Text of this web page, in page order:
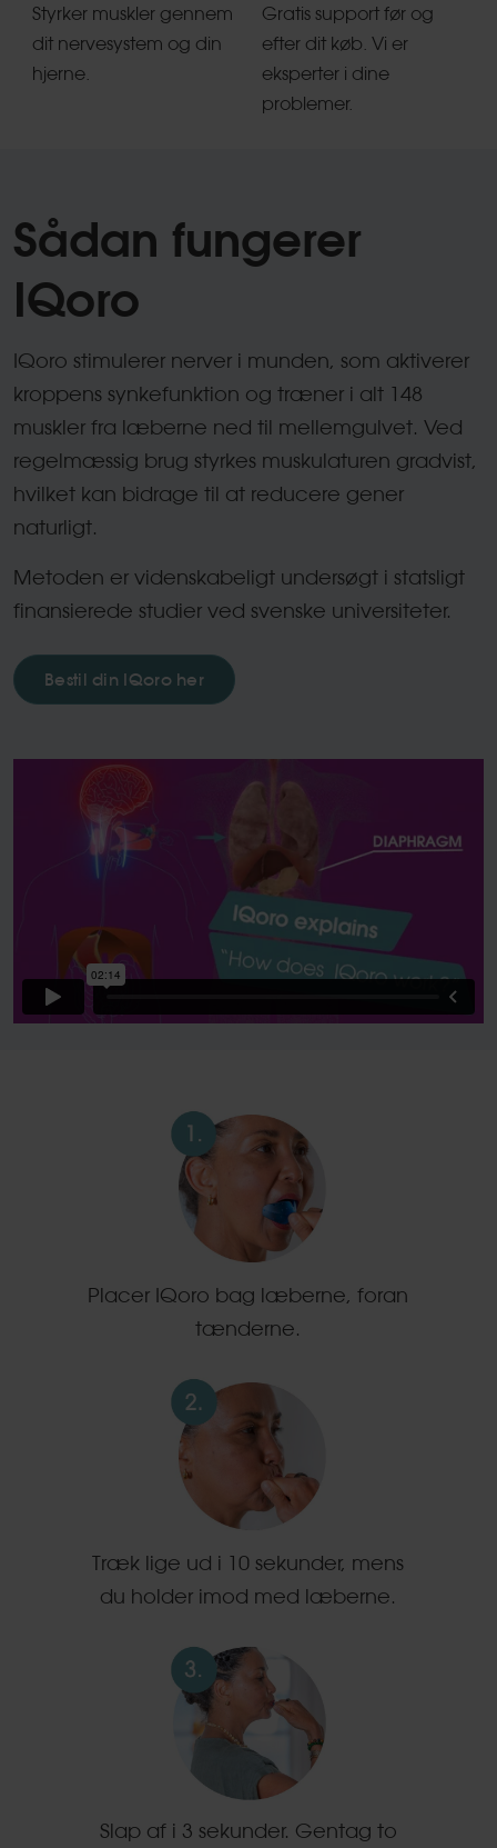
Styrker muskler gennem
dit nervesystem og din
hjerne.
Gratis support før og
efter dit køb. Vi er
eksperter i dine
problemer.
Sådan fungerer
IQoro
IQoro stimulerer nerver i munden, som aktiverer
kroppens synkefunktion og træner i alt 148
muskler fra læberne ned til mellemgulvet. Ved
regelmæssig brug styrkes muskulaturen gradvist,
hvilket kan bidrage til at reducere gener
naturligt.
Metoden er videnskabeligt undersøgt i statsligt
finansierede studier ved svenske universiteter.
Bestil din IQoro her
Placer IQoro bag læberne, foran
tænderne.
Træk lige ud i 10 sekunder, mens
du holder imod med læberne.
Slap af i 3 sekunder. Gentag to